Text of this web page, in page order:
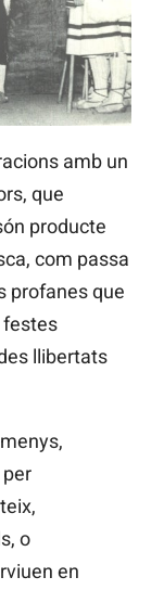
amb un
que
producte
com passa
profanes que
festes
llibertats
o
en